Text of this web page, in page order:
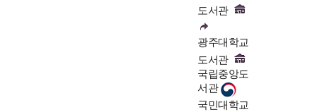
도서관
광주대학교
도서관
국립중앙도
서관
국민대학교